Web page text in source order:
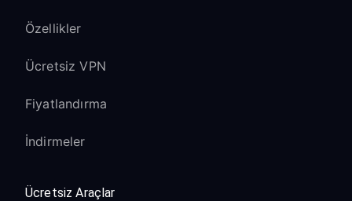
Özellikler
Ücretsiz VPN
Fiyatlandırma
İndirmeler
Ücretsiz Araçlar